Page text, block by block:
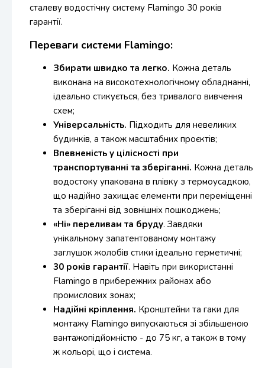
сталеву водостічну систему Flamingo 30 років
гарантії.
Переваги системи Flamingo:
Збирати швидко та легко. Кожна деталь
виконана на високотехнологічному обладнанні,
ідеально стикується, без тривалого вивчення
схем;
Універсальність. Підходить для невеликих
будинків, а також масштабних проєктів;
Впевненість у цілісності при
транспортуванні та зберіганні. Кожна деталь
водостоку упакована в плівку з термоусадкою,
що надійно захищає елементи при переміщенні
та зберіганні від зовнішніх пошкоджень;
«Ні» переливам та бруду. Завдяки
унікальному запатентованому монтажу
заглушок жолобів стики ідеально герметичні;
30 років гарантії. Навіть при використанні
Flamingo в прибережних районах або
промислових зонах;
Надійні кріплення. Кронштейни та гаки для
монтажу Flamingo випускаються зі збільшеною
вантажопідйомністю - до 75 кг, а також в тому
ж кольорі, що і система.